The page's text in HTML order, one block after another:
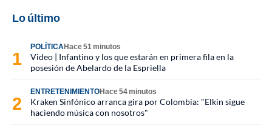
Lo último
POLÍTICAHace 51 minutos
Video | Infantino y los que estarán en primera fila en la
posesión de Abelardo de la Espriella
ENTRETENIMIENTOHace 54 minutos
Kraken Sinfónico arranca gira por Colombia: "Elkin sigue
haciendo música con nosotros"